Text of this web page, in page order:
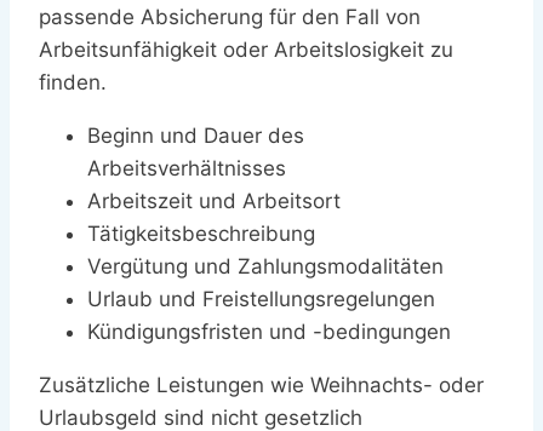
passende Absicherung für den Fall von
Arbeitsunfähigkeit oder Arbeitslosigkeit zu
finden.
Beginn und Dauer des
Arbeitsverhältnisses
Arbeitszeit und Arbeitsort
Tätigkeitsbeschreibung
Vergütung und Zahlungsmodalitäten
Urlaub und Freistellungsregelungen
Kündigungsfristen und -bedingungen
Zusätzliche Leistungen wie Weihnachts- oder
Urlaubsgeld sind nicht gesetzlich